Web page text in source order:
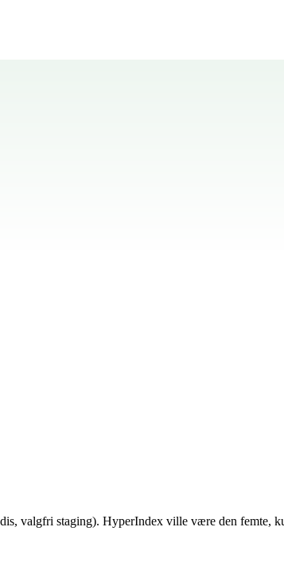
valgfri staging). HyperIndex ville være den femte,